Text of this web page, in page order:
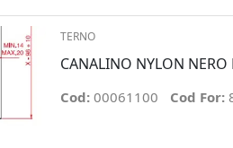
TERNO
CANALINO NYLON NERO
Cod: 00061100 Cod For: